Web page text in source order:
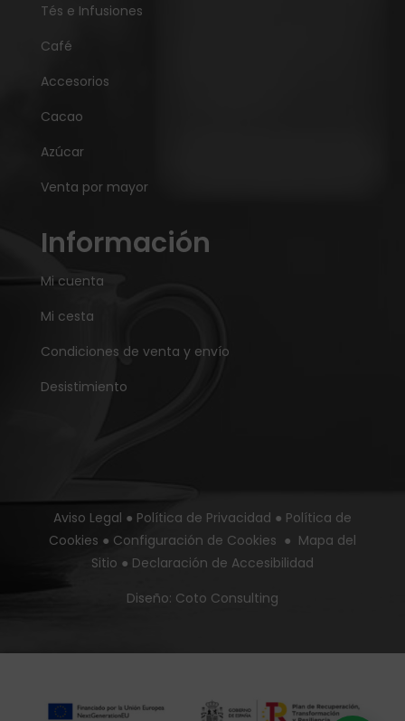
Tés e Infusiones
Café
Accesorios
Cacao
Azúcar
Venta por mayor
Información
Mi cuenta
Mi cesta
Condiciones de venta y envío
Desistimiento
Aviso Legal ● Política de Privacidad ● Política de
Cookies ● Configuración de Cookies ● Mapa del
Sitio ● Declaración de Accesibilidad
Diseño: Coto Consulting